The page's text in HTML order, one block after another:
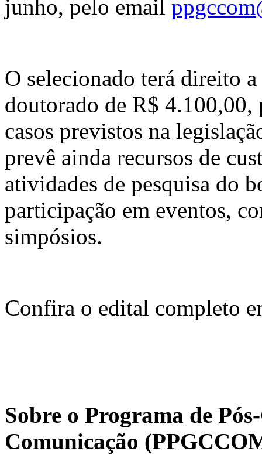
junho, pelo email
O selecionado terá direito
doutorado de R$ 4.100,00,
casos previstos na
prevê ainda recursos de
atividades de pesquisa do
participação em eventos,
simpósios.
Confira o edital completo
Sobre o Programa de
Comunicação